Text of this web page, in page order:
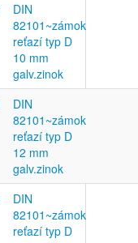
DIN
82101~zámok
reťazí typ D
10 mm
galv.zinok
DIN
82101~zámok
reťazí typ D
12 mm
galv.zinok
DIN
82101~zámok
reťazí typ D